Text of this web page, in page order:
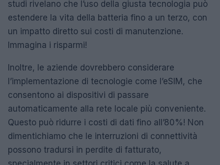
studi rivelano che l’uso della giusta tecnologia può
estendere la vita della batteria fino a un terzo, con
un impatto diretto sui costi di manutenzione.
Immagina i risparmi!
Inoltre, le aziende dovrebbero considerare
l’implementazione di tecnologie come l’eSIM, che
consentono ai dispositivi di passare
automaticamente alla rete locale più conveniente.
Questo può ridurre i costi di dati fino all’80%! Non
dimentichiamo che le interruzioni di connettività
possono tradursi in perdite di fatturato,